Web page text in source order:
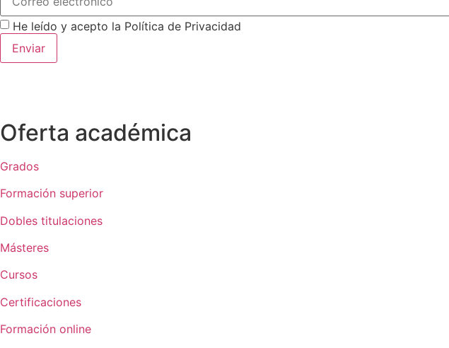
He leído y acepto la Política de Privacidad
Enviar
Oferta académica
Grados
Formación superior
Dobles titulaciones
Másteres
Cursos
Certificaciones
Formación online